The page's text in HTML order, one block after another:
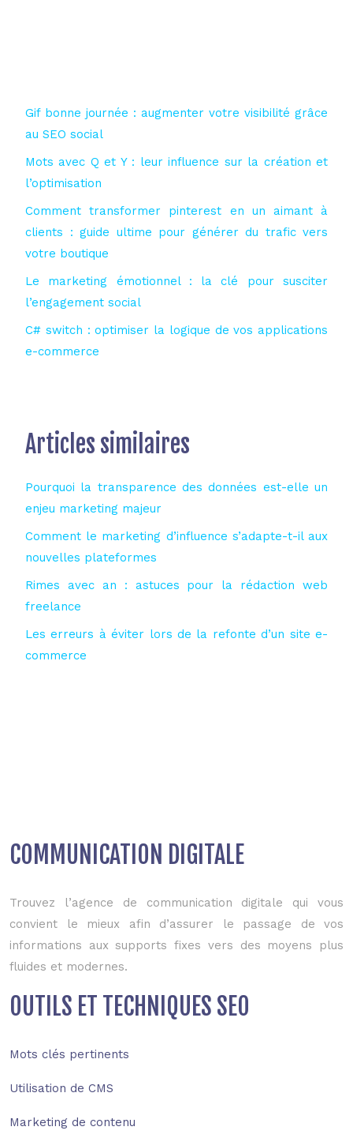
Gif bonne journée : augmenter votre visibilité grâce
au SEO social
Mots avec Q et Y : leur influence sur la création et
l’optimisation
Comment transformer pinterest en un aimant à
clients : guide ultime pour générer du trafic vers
votre boutique
Le marketing émotionnel : la clé pour susciter
l’engagement social
C# switch : optimiser la logique de vos applications
e-commerce
Articles similaires
Pourquoi la transparence des données est-elle un
enjeu marketing majeur
Comment le marketing d’influence s’adapte-t-il aux
nouvelles plateformes
Rimes avec an : astuces pour la rédaction web
freelance
Les erreurs à éviter lors de la refonte d’un site e-
commerce
COMMUNICATION DIGITALE
Trouvez l’agence de communication digitale qui vous
convient le mieux afin d’assurer le passage de vos
informations aux supports fixes vers des moyens plus
fluides et modernes.
OUTILS ET TECHNIQUES SEO
Mots clés pertinents
Utilisation de CMS
Marketing de contenu